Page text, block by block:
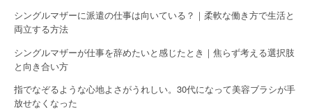
シングルマザーに派遣の仕事は向いている？｜柔軟な働き方で生活と
両立する方法
シングルマザーが仕事を辞めたいと感じたとき｜焦らず考える選択肢
と向き合い方
指でなぞるような心地よさがうれしい。30代になって美容ブラシが手
放せなくなった